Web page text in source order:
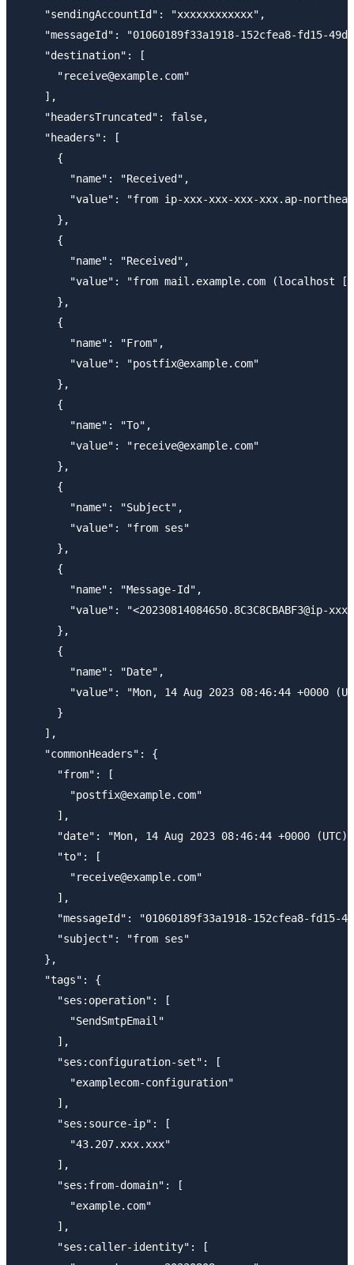
    "sendingAccountId": "xxxxxxxxxxxx",
"messageId": "01060189f33a1918-152cfea8-fd15-
    "destination": [
      "receive@example.com"
    ],
    "headersTruncated": false,
    "headers": [
      {
        "name": "Received",
"value": "from ip-xxx-xxx-xxx-xxx.ap-
      },
      {
        "name": "Received",
"value": "from mail.example.com (localhost
      },
      {
        "name": "From",
        "value": "postfix@example.com"
      },
      {
        "name": "To",
        "value": "receive@example.com"
      },
      {
        "name": "Subject",
        "value": "from ses"
      },
      {
        "name": "Message-Id",
"value": "<20230814084650.8C3C8CBABF3@ip-
      },
      {
        "name": "Date",
"value": "Mon, 14 Aug 2023 08:46:44 +0000
      }
    ],
    "commonHeaders": {
      "from": [
        "postfix@example.com"
      ],
"date": "Mon, 14 Aug 2023 08:46:44 +0000
      "to": [
        "receive@example.com"
      ],
"messageId": "01060189f33a1918-152cfea8-fd15-
      "subject": "from ses"
    },
    "tags": {
      "ses:operation": [
        "SendSmtpEmail"
      ],
      "ses:configuration-set": [
        "examplecom-configuration"
      ],
      "ses:source-ip": [
        "43.207.xxx.xxx"
      ],
      "ses:from-domain": [
        "example.com"
      ],
      "ses:caller-identity": [